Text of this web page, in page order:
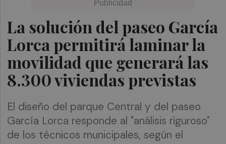
La solución del paseo García
Lorca permitirá laminar la
movilidad que generará las
8.300 viviendas previstas
El diseño del parque Central y del paseo
García Lorca responde al "análisis riguroso"
de los técnicos municipales, según el